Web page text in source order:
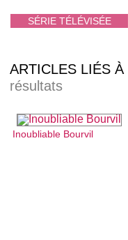
SÉRIE TÉLÉVISÉE
ARTICLES LIÉS
résultats
Inoubliable Bourvil